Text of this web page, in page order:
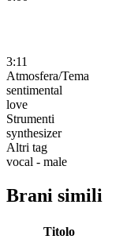
3:11
Atmosfera/Tema
sentimental
love
Strumenti
synthesizer
Altri tag
vocal - male
Brani simili
Titolo